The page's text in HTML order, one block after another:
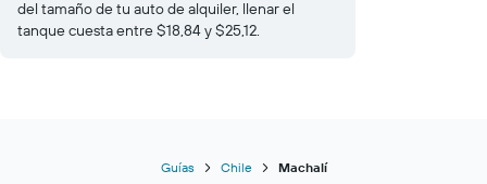
del tamaño de tu auto de alquiler, llenar el
tanque cuesta entre $18,84 y $25,12.
Guías Chile Machalí